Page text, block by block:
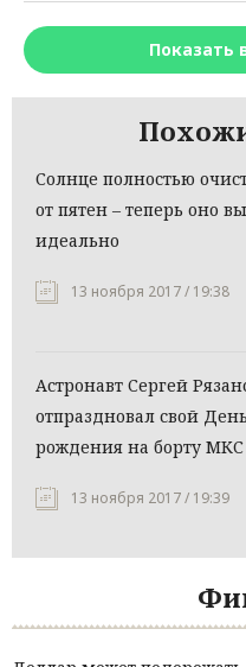
Показать
Солнце полностью
от пятен – теперь оно
идеально
13 ноября 2017 / 19:38
Астронавт Сергей
отпраздновал свой День
рождения на борту МКС
13 ноября 2017 / 19:39